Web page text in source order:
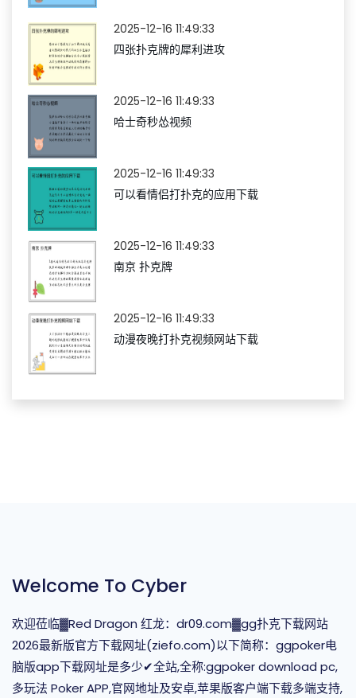
2025-12-16 11:49:33
四张扑克牌的犀利进攻
2025-12-16 11:49:33
哈士奇秒怂视频
2025-12-16 11:49:33
可以看情侣打扑克的应用下载
2025-12-16 11:49:33
南京 扑克牌
2025-12-16 11:49:33
动漫夜晚打扑克视频网站下载
Welcome To Cyber
欢迎莅临▓Red Dragon 红龙：dr09.com▓gg扑克下载网站
2026最新版官方下载网址(ziefo.com)以下简称：ggpoker电
脑版app下载网址是多少✔全站,全称:ggpoker download pc,
多玩法 Poker APP,官网地址及安卓,苹果版客户端下载多端支持,